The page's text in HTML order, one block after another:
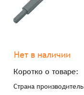
Нет в наличии
Коротко о товаре:
Страна производитель